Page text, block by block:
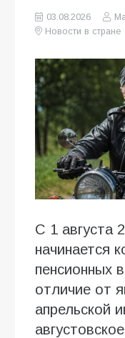
03.08.2026
Новости в стране
С 1 августа
начинается
пенсионных
отличие от
апрельской